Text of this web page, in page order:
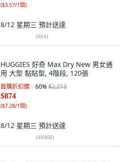
($3.57/1個)
8/12 星期三 預計送達
(664)
HUGGIES 好奇 Max Dry New 男女通
用 大型 黏貼型, 4階段, 120張
首購折扣價 60%$2,213
$874
($7.28/1個)
8/12 星期三 預計送達
(49468)